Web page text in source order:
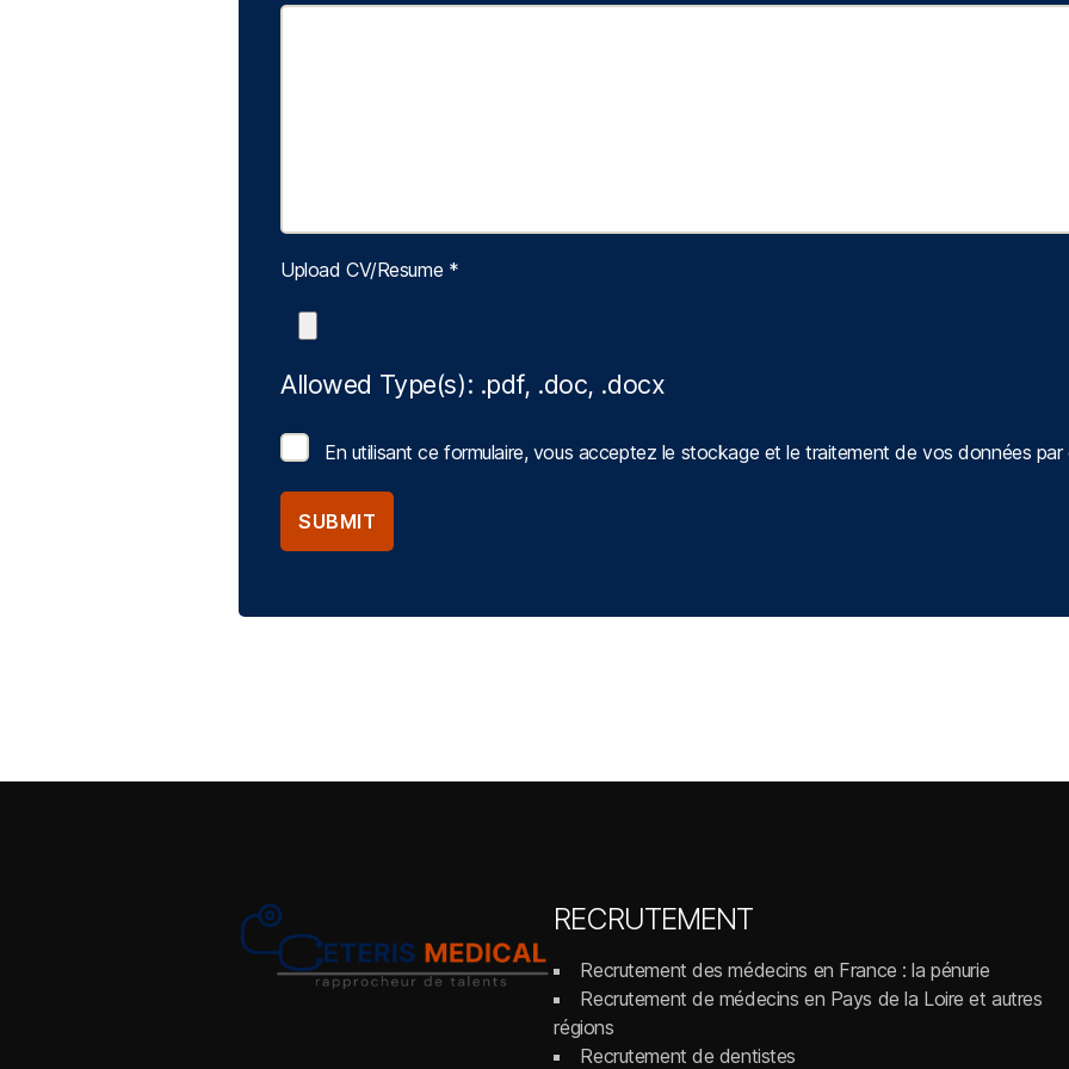
Upload CV/Resume *
Allowed Type(s): .pdf, .doc, .docx
En utilisant ce formulaire, vous acceptez le stockage et le traitement de vos données
RECRUTEMENT
Recrutement des médecins en France : la pénurie
Recrutement de médecins en Pays de la Loire et autres
régions
Recrutement de dentistes